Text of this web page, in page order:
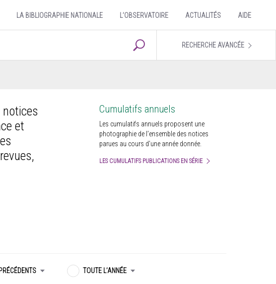
LA BIBLIOGRAPHIE NATIONALE L’OBSERVATOIRE ACTUALITÉS AIDE
RECHERCHE AVANCÉE
et
Cumulatifs annuels
Les cumulatifs annuels proposent une
photographie de l’ensemble des notices
parues au cours d’une année donnée.
LES CUMULATIFS PUBLICATIONS EN SÉRIE
TOUTE L’ANNÉE